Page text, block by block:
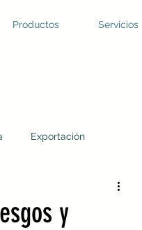
Productos Servicios
Exportación
y